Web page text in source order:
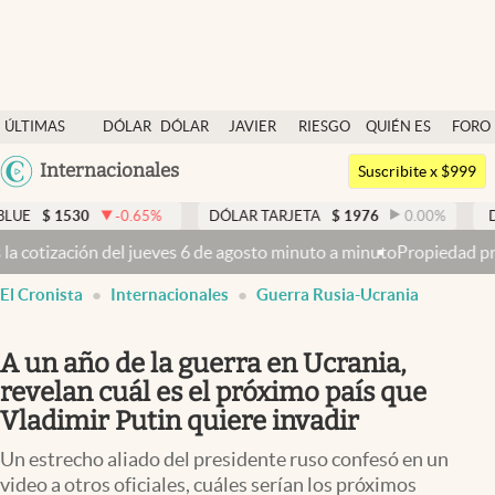
ÚLTIMAS
NOTICIAS
DÓLAR
DÓLAR
JAVIER
RIESGO
QUIÉN ES
QUIÉN
FORO
Argentina
México
USA
Colombia
Internacionales
Dólar
Members
Economía y Política
Finanzas y Mercados
Mercados Online
Columnistas
Otras secciones
Apertura
Suscribite x $999
-0.65% DÓLAR TARJETA $ 1976 0.00% DÓLAR
6 de agosto minuto a minutoPropiedad privada: con cruces y
El Cronista Internacionales Guerra Rusia-Ucrania
A un año de la guerra en Ucrania,
revelan cuál es el próximo país que
Vladimir Putin quiere invadir
Un estrecho aliado del presidente ruso confesó en un
video a otros oficiales, cuáles serían los próximos